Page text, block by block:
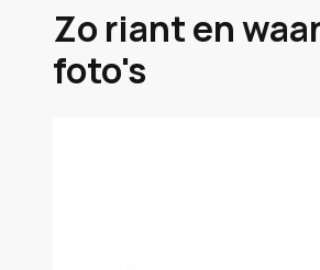
Zo riant en
foto's